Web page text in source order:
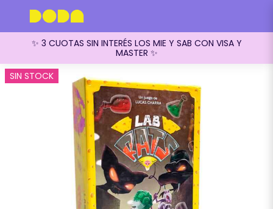
✨ 3 CUOTAS SIN INTERÉS LOS MIE Y SAB CON VISA Y
MASTER ✨
SIN STOCK